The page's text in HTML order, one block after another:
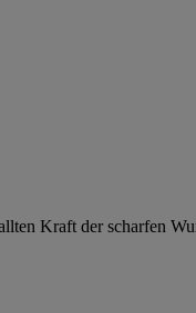
Kraft der scharfen